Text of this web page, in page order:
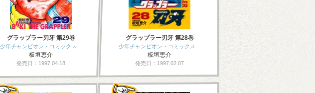
グラップラー刃牙 第29巻
少年チャンピオン・コミックス…
板垣恵介
発売日：1997.04.18
グラップラー刃牙 第28巻
少年チャンピオン・コミックス…
板垣恵介
発売日：1997.02.07